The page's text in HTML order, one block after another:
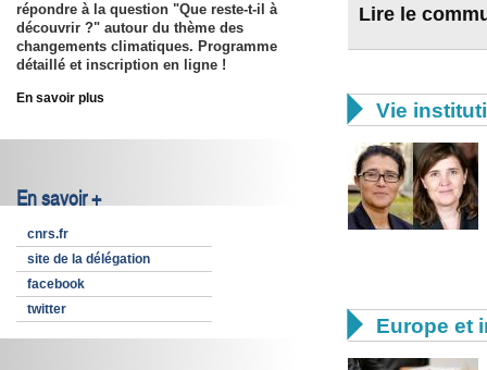
répondre à la question "Que reste-t-il à
découvrir ?" autour du thème des
changements climatiques. Programme
détaillé et inscription en ligne !
En savoir plus
En savoir +
cnrs.fr
site de la délégation
facebook
twitter
Lire le
 Vie
 Europe et